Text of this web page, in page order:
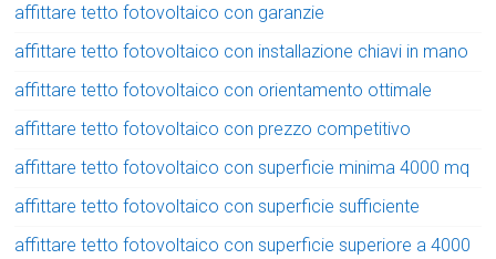
affittare tetto fotovoltaico con garanzie
affittare tetto fotovoltaico con installazione chiavi in mano
affittare tetto fotovoltaico con orientamento ottimale
affittare tetto fotovoltaico con prezzo competitivo
affittare tetto fotovoltaico con superficie minima 4000 mq
affittare tetto fotovoltaico con superficie sufficiente
affittare tetto fotovoltaico con superficie superiore a 4000